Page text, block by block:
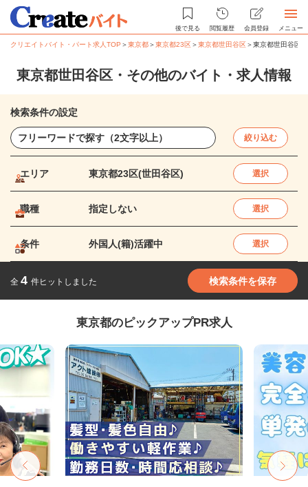
後で見る 閲覧履歴 会員登録 メニュー
クリエイトバイト・パート求人TOP ＞東京都＞東京都23区＞東京都世田谷区＞東京都世田谷区
東京都世田谷区・その他のバイト・求人情報
検索条件の設定
絞り込む
エリア 東京都23区(世田谷区) 選択
職種 指定しない 選択
条件 外国人(籍)活躍中 選択
全 4 件ヒットしました 検索条件を保存
東京都のピックアップPR求人